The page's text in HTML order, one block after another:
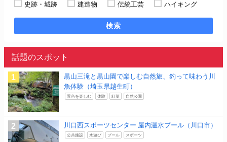
史跡・城跡
建造物 伝統工芸 ハイキング
検索
話題のスポット
黒山三滝と黒山園で楽しむ自然旅、釣って味わう川
魚体験（埼玉県越生町）
景色を楽しむ 体験 紅葉 自然公園
川口西スポーツセンター 屋内温水プール（川口市）
公共施設 水遊び プール スポーツ